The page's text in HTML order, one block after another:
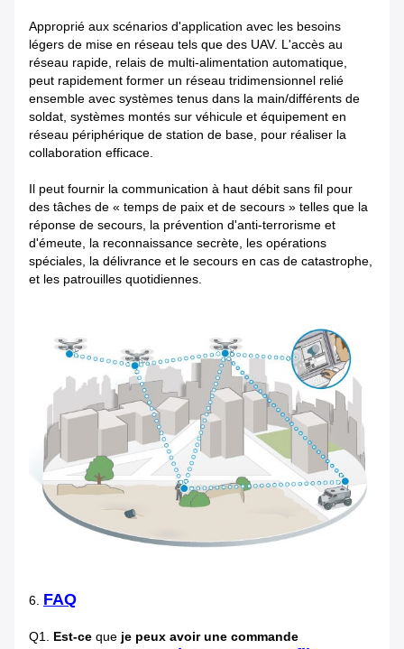
Approprié aux scénarios d'application avec les besoins
légers de mise en réseau tels que des UAV. L'accès au
réseau rapide, relais de multi-alimentation automatique,
peut rapidement former un réseau tridimensionnel relié
ensemble avec systèmes tenus dans la main/différents de
soldat, systèmes montés sur véhicule et équipement en
réseau périphérique de station de base, pour réaliser la
collaboration efficace.
Il peut fournir la communication à haut débit sans fil pour
des tâches de « temps de paix et de secours » telles que la
réponse de secours, la prévention d'anti-terrorisme et
d'émeute, la reconnaissance secrète, les opérations
spéciales, la délivrance et le secours en cas de catastrophe,
et les patrouilles quotidiennes.
6. FAQ
Q1. Est-ce que je peux avoir une commande